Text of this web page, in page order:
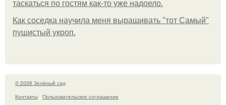
таскаться по гостям как-то уже надоело.
Как соседка научила меня выращивать "тот Самый"
пушистый укроп.
© 2026 Зелёный сад
Контакты
Пользовательское соглашение